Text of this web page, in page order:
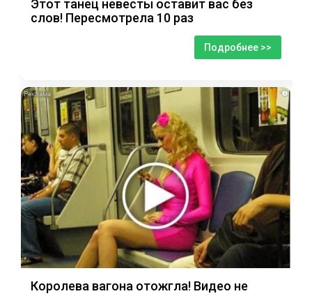
Этот танец невесты оставит вас без
слов! Пересмотрела 10 раз
Подробнее >>
i
Королева вагона отожгла! Видео не